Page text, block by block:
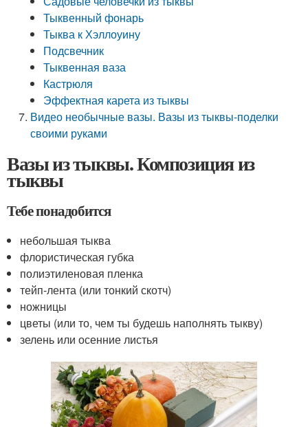
Тыквенный фонарь
Тыква к Хэллоуину
Подсвечник
Тыквенная ваза
Кастрюля
Эффектная карета из тыквы
Видео необычные вазы. Вазы из тыквы-поделки
своими руками
Вазы из тыквы. Композиция из
тыквы
Тебе понадобится
небольшая тыква
флористическая губка
полиэтиленовая пленка
тейп-лента (или тонкий скотч)
ножницы
цветы (или то, чем ты будешь наполнять тыкву)
зелень или осенние листья